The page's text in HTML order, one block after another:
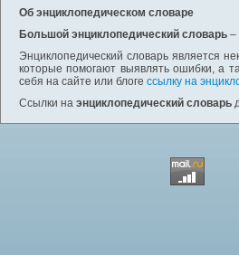
Об энциклопедическом словаре
Большой энциклопедический словарь –
Энциклопедический словарь является
которые помогают выявлять ошибки, а
себя на сайте или блоге ссылку на
Ссылки на энциклопедический словарь